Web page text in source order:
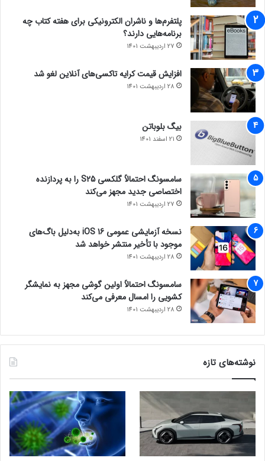
پلتفرم‌ها و ناشران الکترونیکی برای هفته کتاب چه
برنامه‌هایی دارند؟
27 اردیبهشت 1401
افزایش قیمت کرایه تاکسی‌های آنلاین لغو شد
28 اردیبهشت 1401
بیگ بلوباتن
21 اسفند 1401
سامسونگ احتمالاً گلکسی S25 را به پردازنده
اختصاصی جدید مجهز می‌کند
27 اردیبهشت 1401
نسخه آزمایشی عمومی iOS 16 به‌دلیل باگ‌های
موجود با تأخیر منتشر خواهد شد
28 اردیبهشت 1401
سامسونگ احتمالاً اولین گوشی مجهز به نمایشگر
کشویی را امسال معرفی می‌کند
28 اردیبهشت 1401
نوشته‌های تازه